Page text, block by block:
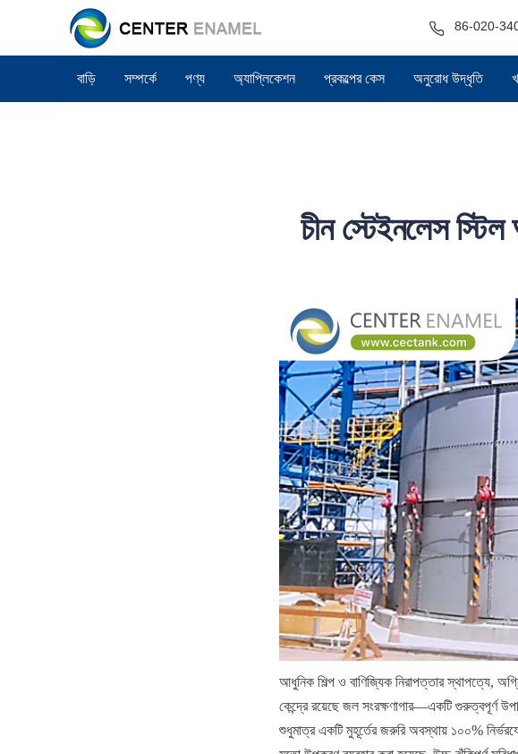
86-020-
বাড়ি সম্পর্কে পণ্য অ্যাপ্লিকেশন প্রকল্পের কেস অনুরোধ উদ্ধৃতি
চীন স্টেইনলেস
আধুনিক শিল্প ও বাণিজ্যিক নিরাপত্তার স্থাপত্যে,
কেন্দ্রে রয়েছে জল সংরক্ষণাগার—একটি গুরুত্বপূর্ণ
শুধুমাত্র একটি মুহূর্তের জরুরি অবস্থায় ১০০%